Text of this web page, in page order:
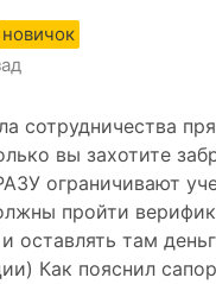
новичок
сотрудничества
вы захотите
ограничивают
пройти
и оставлять там
Как пояснил